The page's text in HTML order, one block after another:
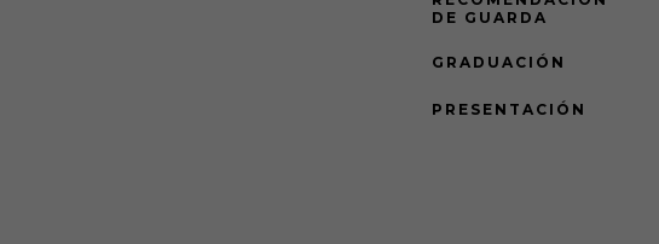
DE GUARDA
GRADUACIÓN
PRESENTACIÓN